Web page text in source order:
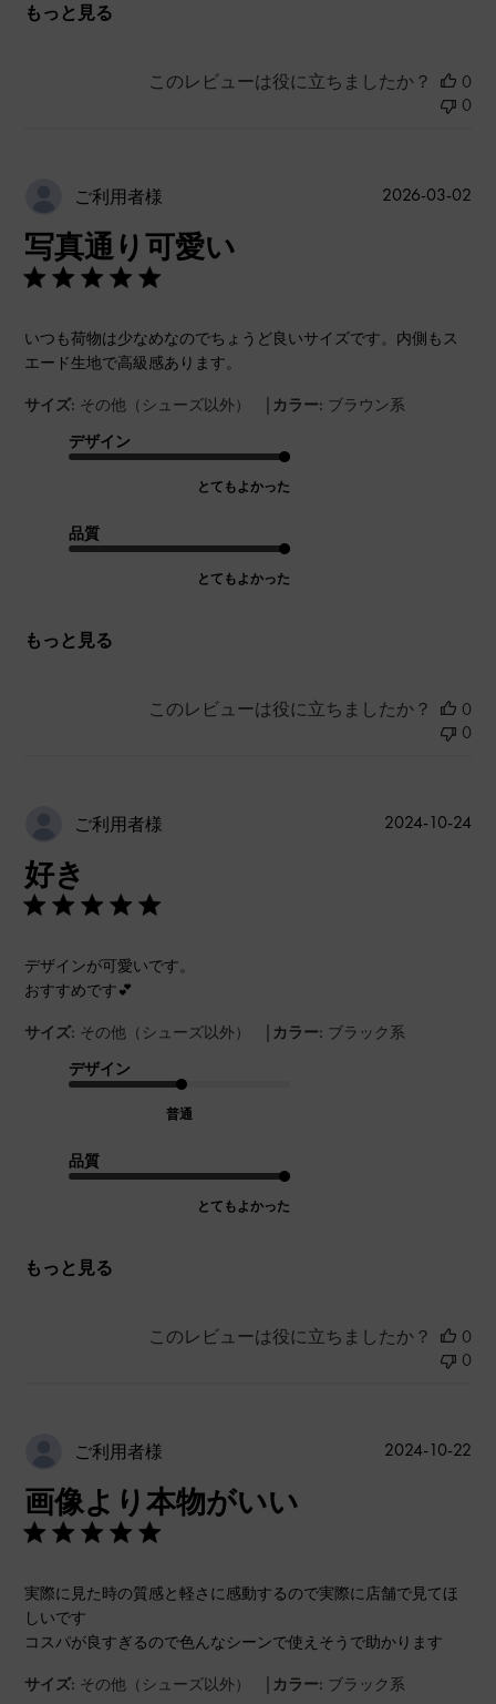
もっと見る
このレビューは役に立ちましたか？
0
0
ご利用者様
写真通り可愛い
いつも荷物は少なめなのでちょうど良いサイズです。内側もス
エード生地で高級感あります。
サイズ: その他（シューズ以外） | カラー: ブラウン系
デザイン
とてもよかった
品質
とてもよかった
もっと見る
公
2026-03-02
このレビューは役に立ちましたか？
0
0
ご利用者様
好き
デザインが可愛いです。
おすすめです💕
サイズ: その他（シューズ以外） | カラー: ブラック系
デザイン
普通
品質
とてもよかった
もっと見る
公
2024-10-24
このレビューは役に立ちましたか？
0
0
ご利用者様
画像より本物がいい
実際に見た時の質感と軽さに感動するので実際に店舗で見てほ
しいです
コスパが良すぎるので色んなシーンで使えそうで助かります
サイズ: その他（シューズ以外） | カラー: ブラック系
公
2024-10-22